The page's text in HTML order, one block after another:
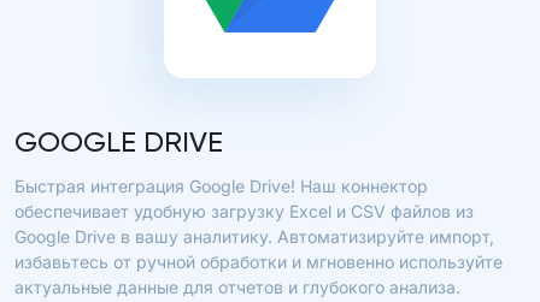
GOOGLE DRIVE
Быстрая интеграция Google Drive! Наш коннектор
обеспечивает удобную загрузку Excel и CSV файлов из
Google Drive в вашу аналитику. Автоматизируйте импорт,
избавьтесь от ручной обработки и мгновенно используйте
актуальные данные для отчетов и глубокого анализа.